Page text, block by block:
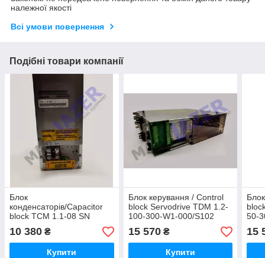
належної якості
Всі умови повернення
Подібні товари компанії
Блок
конденсаторів/Capacitor
block TCM 1.1-08 SN
232281-736166-003
INDRAMAT
10 380 ₴
Купити
Блок керування / Control
block Servodrive TDM 1.2-
100-300-W1-000/S102
SN234502-35406 A07
(TC500)
15 570₴
Купити
50-
15